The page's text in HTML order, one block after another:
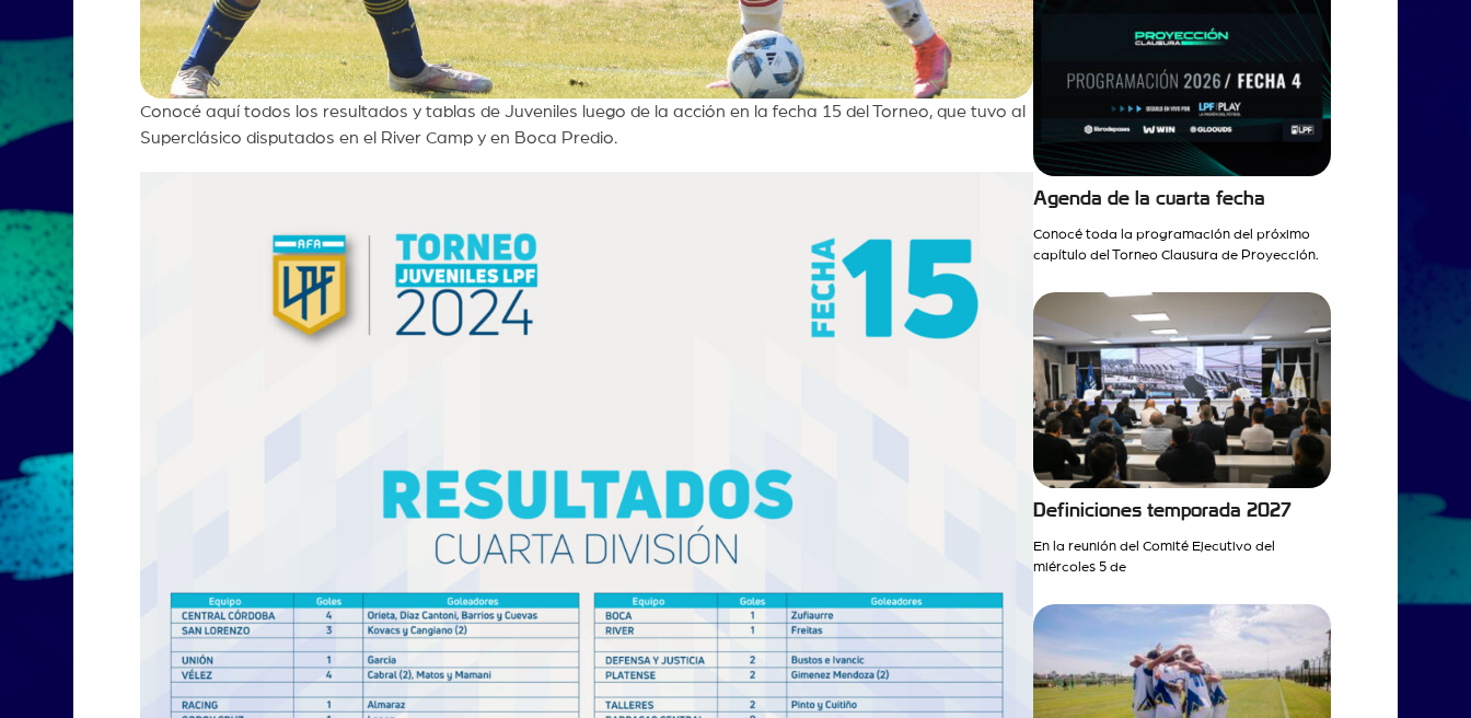
Conocé aquí todos los resultados y tablas de Juveniles luego de la acción en la fecha 15 del Torneo, que tuvo al
Superclásico disputados en el River Camp y en Boca Predio.
Agenda de la cuarta fecha
Conocé toda la programación del próximo
capítulo del Torneo Clausura de Proyección.
Definiciones temporada 2027
En la reunión del Comité Ejecutivo del
miércoles 5 de